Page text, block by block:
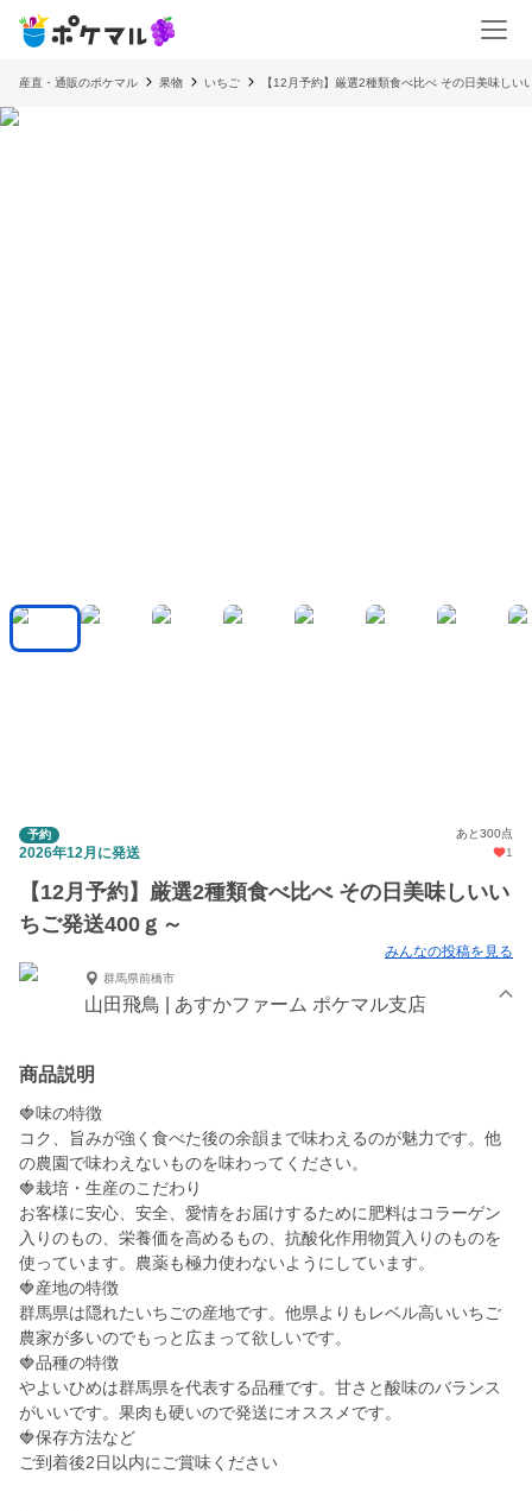
産直・通販のポケマル 果物 いちご 【12月予約】厳選2種類食べ比べ その日美味しい
予約 あと300点
2026年12月に発送 1
【12月予約】厳選2種類食べ比べ その日美味しいい
ちご発送400ｇ～
みんなの投稿を見る
群馬県前橋市
山田飛鳥 | あすかファーム ポケマル支店
商品説明
🍓味の特徴
コク、旨みが強く食べた後の余韻まで味わえるのが魅力です。他
の農園で味わえないものを味わってください。
🍓栽培・生産のこだわり
お客様に安心、安全、愛情をお届けするために肥料はコラーゲン
入りのもの、栄養価を高めるもの、抗酸化作用物質入りのものを
使っています。農薬も極力使わないようにしています。
🍓産地の特徴
群馬県は隠れたいちごの産地です。他県よりもレベル高いいちご
農家が多いのでもっと広まって欲しいです。
🍓品種の特徴
やよいひめは群馬県を代表する品種です。甘さと酸味のバランス
がいいです。果肉も硬いので発送にオススメです。
🍓保存方法など
ご到着後2日以内にご賞味ください